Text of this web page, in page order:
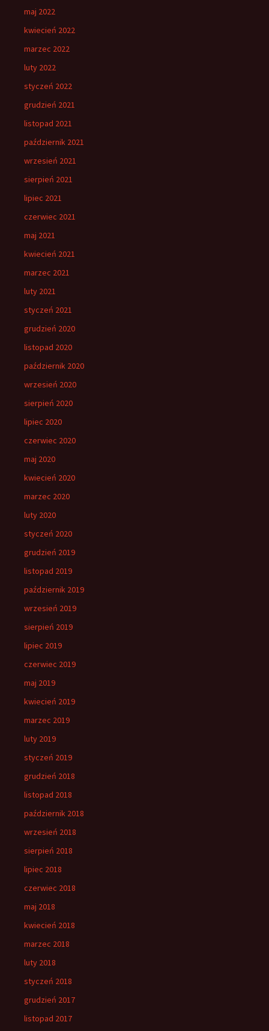
maj 2022
kwiecień 2022
marzec 2022
luty 2022
styczeń 2022
grudzień 2021
listopad 2021
październik 2021
wrzesień 2021
sierpień 2021
lipiec 2021
czerwiec 2021
maj 2021
kwiecień 2021
marzec 2021
luty 2021
styczeń 2021
grudzień 2020
listopad 2020
październik 2020
wrzesień 2020
sierpień 2020
lipiec 2020
czerwiec 2020
maj 2020
kwiecień 2020
marzec 2020
luty 2020
styczeń 2020
grudzień 2019
listopad 2019
październik 2019
wrzesień 2019
sierpień 2019
lipiec 2019
czerwiec 2019
maj 2019
kwiecień 2019
marzec 2019
luty 2019
styczeń 2019
grudzień 2018
listopad 2018
październik 2018
wrzesień 2018
sierpień 2018
lipiec 2018
czerwiec 2018
maj 2018
kwiecień 2018
marzec 2018
luty 2018
styczeń 2018
grudzień 2017
listopad 2017